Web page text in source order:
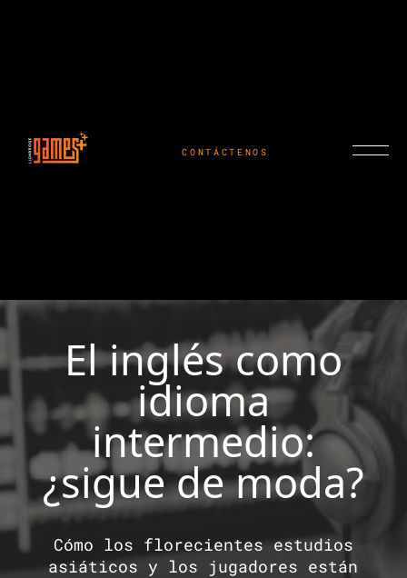
CONTÁCTENOS
El inglés como
idioma
intermedio:
¿sigue de moda?
Cómo los florecientes estudios
asiáticos y los jugadores están